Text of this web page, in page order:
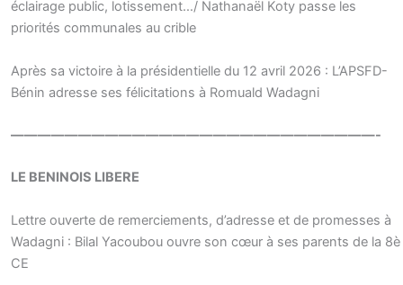
éclairage public, lotissement…/ Nathanaël Koty passe les
priorités communales au crible
Après sa victoire à la présidentielle du 12 avril 2026 : L’APSFD-
Bénin adresse ses félicitations à Romuald Wadagni
———————————————————————————-
LE BENINOIS LIBERE
Lettre ouverte de remerciements, d’adresse et de promesses à
Wadagni : Bilal Yacoubou ouvre son cœur à ses parents de la 8è
CE